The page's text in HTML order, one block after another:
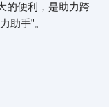
的便利，是助力跨
助手”。